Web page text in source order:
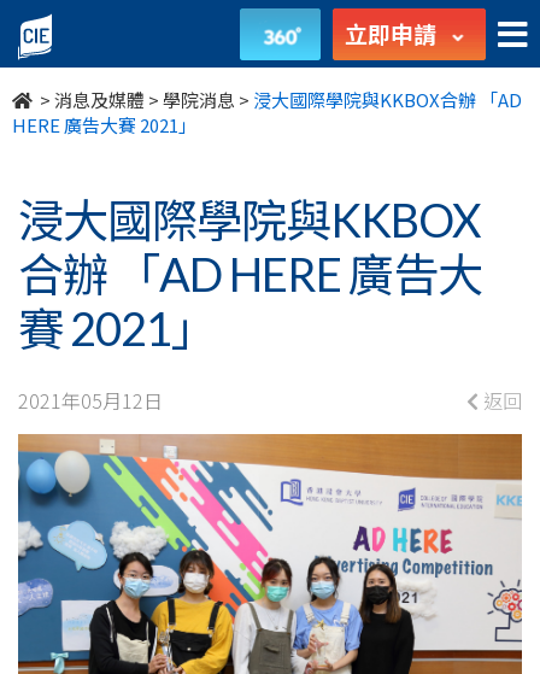
浸
大
國
學
院
與
KKBOX
合
辦
「AD
HERE
廣
立即申請
>消息及媒體 >學院消息 > 浸大國際學院與KKBOX合辦 「AD
HERE 廣告大賽 2021」
浸大國際學院與KKBOX
合辦 「AD HERE 廣告大
賽 2021」
2021年05月12日 返回